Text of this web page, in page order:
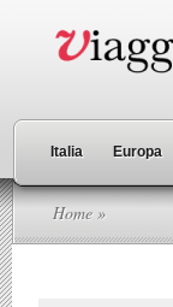
Italia Europa
Home »